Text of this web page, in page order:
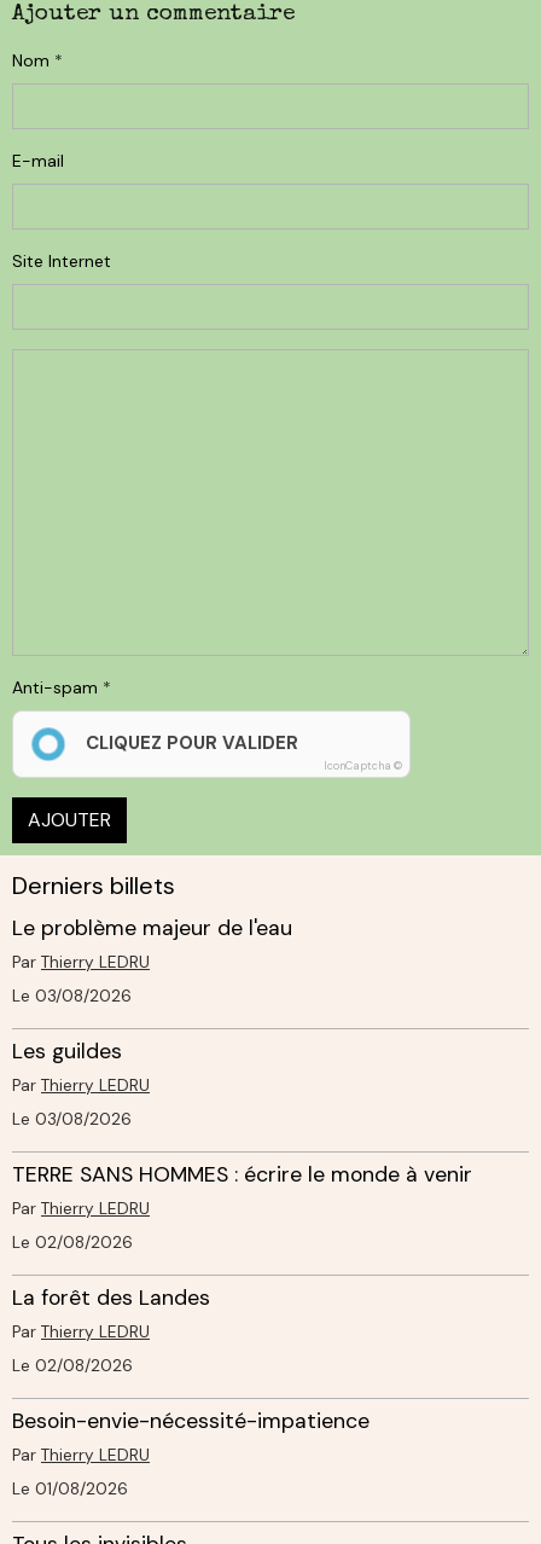
Ajouter un commentaire
Nom
E-mail
Site Internet
Anti-spam
CLIQUEZ POUR VALIDER
IconCaptcha ©
AJOUTER
Derniers billets
Le problème majeur de l'eau
Par Thierry LEDRU
Le 03/08/2026
Les guildes
Par Thierry LEDRU
Le 03/08/2026
TERRE SANS HOMMES : écrire le monde à venir
Par Thierry LEDRU
Le 02/08/2026
La forêt des Landes
Par Thierry LEDRU
Le 02/08/2026
Besoin-envie-nécessité-impatience
Par Thierry LEDRU
Le 01/08/2026